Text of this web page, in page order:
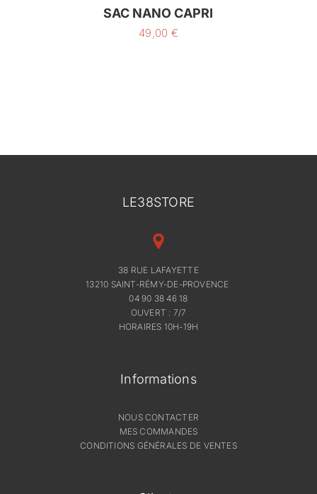
DU
PRODUIT
SAC NANO CAPRI
49,00 €
LE38STORE
38 RUE LAFAYETTE
13210 SAINT-RÉMY-DE-PROVENCE
04 90 38 46 18
OUVERT : 7/7
HORAIRES 10H-19H
Informations
NOUS CONTACTER
MES COMMANDES
CONDITIONS GÉNÉRALES DE VENTES